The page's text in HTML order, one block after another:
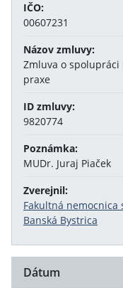
IČO:
00607231
Názov zmluvy:
Zmluva o
praxe
ID zmluvy:
9820774
Poznámka:
MUDr. Juraj Piaček
Zverejnil:
Fakultná nemocnica
Banská Bystrica
Dátum